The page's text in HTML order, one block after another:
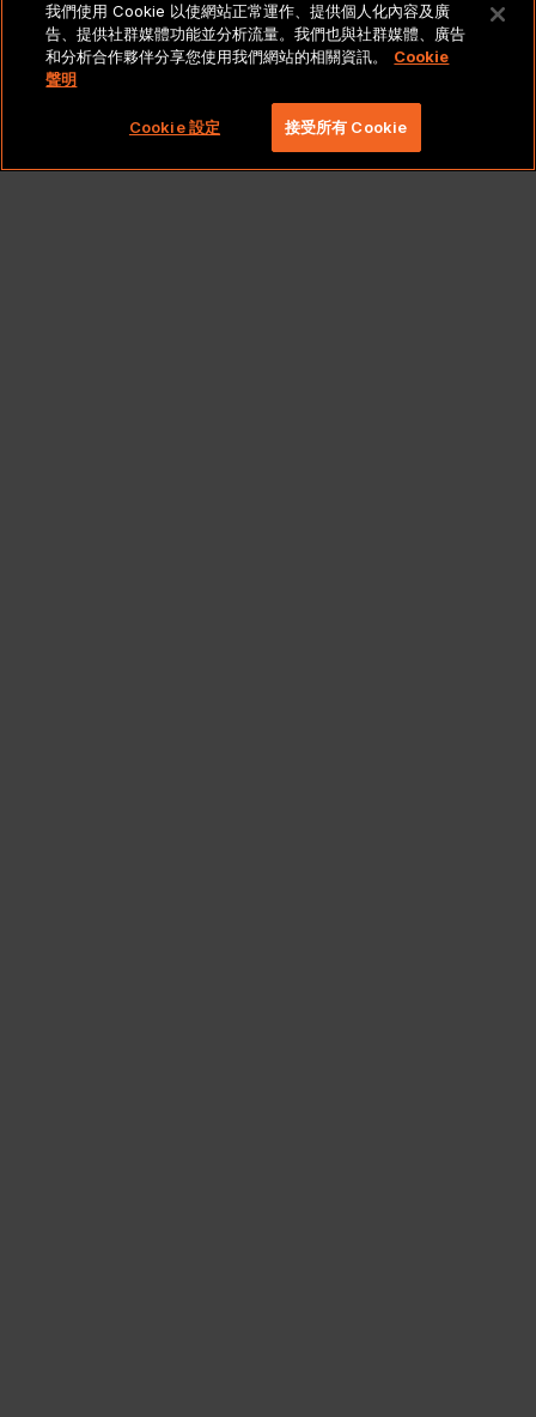
法律聲明與政策
Copyright 2026 Lionbridge Technologies, LLC. 著作
權所有，並保留一切權利。
我們使用 Cookie 以使網站正常運作、提供個人化內容及廣
告、提供社群媒體功能並分析流量。我們也與社群媒體、廣告
和分析合作夥伴分享您使用我們網站的相關資訊。
Cookie
聲明
Cookie 設定 接受所有 Cookie